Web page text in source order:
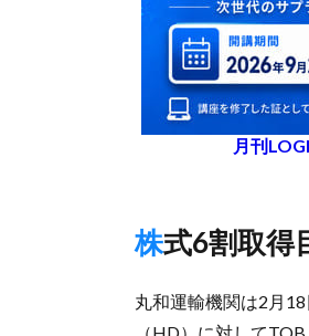
月刊
株式6割取
丸和運輸機関は2月